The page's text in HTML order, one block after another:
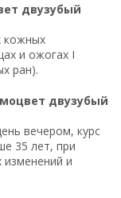
двузубый
кожных
и ожогах I
ран).
двузубый
вечером, курс
35 лет, при
изменений и